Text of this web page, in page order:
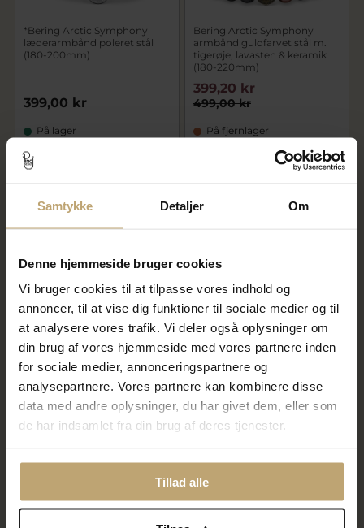
Samtykke Detaljer Om
Denne hjemmeside bruger cookies
Vi bruger cookies til at tilpasse vores indhold og
annoncer, til at vise dig funktioner til sociale medier og til
at analysere vores trafik. Vi deler også oplysninger om
din brug af vores hjemmeside med vores partnere inden
for sociale medier, annonceringspartnere og
analysepartnere. Vores partnere kan kombinere disse
data med andre oplysninger, du har givet dem, eller som
de har indsamlet fra din brug af deres tjenester.
Tillad alle
*Bering Arctic Symphony
læderarmbånd poleret stål
(180-200mm)
399,00 kr
På lager
Bering Arctic Symphony
armbånd guldfarvet stål m.
tigerøje, lavasten & keramik
(180-220mm)
499,00 kr
399,20 kr
På fjernlager
Bering Arctic Symphony
armbånd sort stål m. tigerøje,
lavasten & keramik (180-
220mm)
499,00 kr
399,20 kr
På lager
Bering Arctic Symphony
læderarmbånd poleret stål
(180-200mm)
399,00 kr
319,20 kr
På fjernlager
SALE